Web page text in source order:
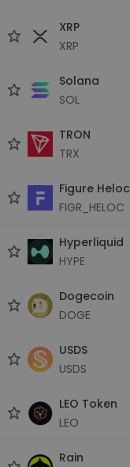
XRP
XRP
Solana
SOL
TRON
TRX
Figure Heloc
FIGR_HELOC
Hyperliquid
HYPE
Dogecoin
DOGE
USDS
USDS
LEO Token
LEO
Rain